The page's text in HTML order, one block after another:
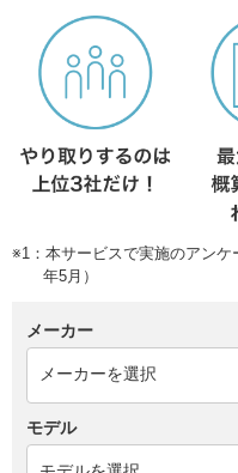
※1：本サービスで実施のアン
年5月）
メーカー
モデル